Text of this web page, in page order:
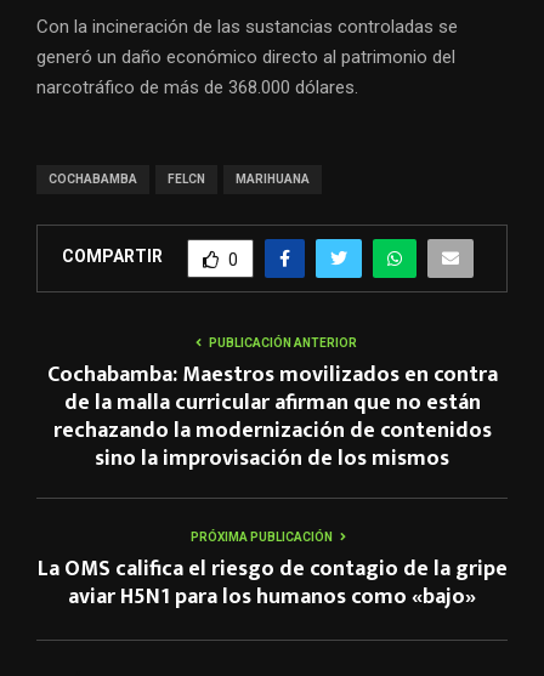
Con la incineración de las sustancias controladas se
generó un daño económico directo al patrimonio del
narcotráfico de más de 368.000 dólares.
COCHABAMBA FELCN MARIHUANA
COMPARTIR 0
PUBLICACIÓN ANTERIOR
Cochabamba: Maestros movilizados en contra
de la malla curricular afirman que no están
rechazando la modernización de contenidos
sino la improvisación de los mismos
PRÓXIMA PUBLICACIÓN
La OMS califica el riesgo de contagio de la gripe
aviar H5N1 para los humanos como «bajo»